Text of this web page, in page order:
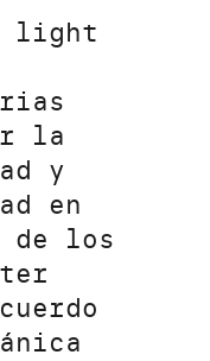
light
la
y
en
de los